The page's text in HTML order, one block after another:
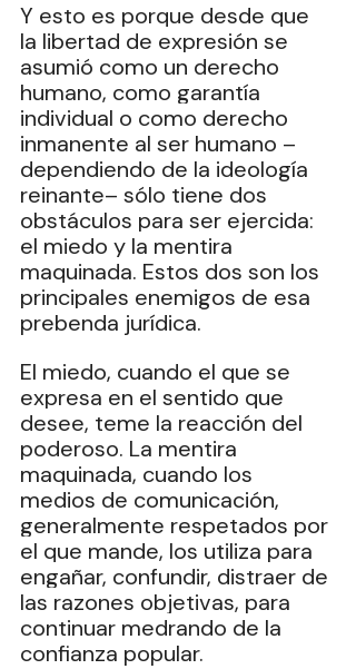
Y esto es porque desde que
la libertad de expresión se
asumió como un derecho
humano, como garantía
individual o como derecho
inmanente al ser humano –
dependiendo de la ideología
reinante– sólo tiene dos
obstáculos para ser ejercida:
el miedo y la mentira
maquinada. Estos dos son los
principales enemigos de esa
prebenda jurídica.
El miedo, cuando el que se
expresa en el sentido que
desee, teme la reacción del
poderoso. La mentira
maquinada, cuando los
medios de comunicación,
generalmente respetados por
el que mande, los utiliza para
engañar, confundir, distraer de
las razones objetivas, para
continuar medrando de la
confianza popular.